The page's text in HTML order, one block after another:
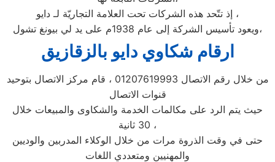
إذ تتّحد هذه الشركات تحت العلامة التجاريّة لـ دايو ،
ويعود تأسيس الشركة إلى عام 1938م على يد لي بيونغ تشول،
ارقام شكاوي دايو بالزقازيق
من خلال رقم الاتصال 01207619993 ، قام مركز الاتصال بتوحيد
قنوات الاتصال
حيث يتم الرد على مكالمات الخدمة والشكاوى والمبيعات خلال
30 ثانية ،
حتى في وقت الذروة مرات من خلال الوكلاء المدربين والوديين
والمهنيين ومتعددي اللغات